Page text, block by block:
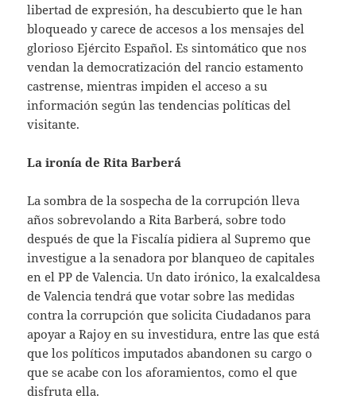
libertad de expresión, ha descubierto que le han
bloqueado y carece de accesos a los mensajes del
glorioso Ejército Español. Es sintomático que nos
vendan la democratización del rancio estamento
castrense, mientras impiden el acceso a su
información según las tendencias políticas del
visitante.
La ironía de Rita Barberá
La sombra de la sospecha de la corrupción lleva
años sobrevolando a Rita Barberá, sobre todo
después de que la Fiscalía pidiera al Supremo que
investigue a la senadora por blanqueo de capitales
en el PP de Valencia. Un dato irónico, la exalcaldesa
de Valencia tendrá que votar sobre las medidas
contra la corrupción que solicita Ciudadanos para
apoyar a Rajoy en su investidura, entre las que está
que los políticos imputados abandonen su cargo o
que se acabe con los aforamientos, como el que
disfruta ella.